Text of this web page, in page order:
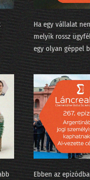
242 -
241 -
240 - Az
239 -
238 - A
237 - A
236 -
235 -
234 -
Ha egy vállalat
melyik rossz
egy olyan géppel
Ebben az